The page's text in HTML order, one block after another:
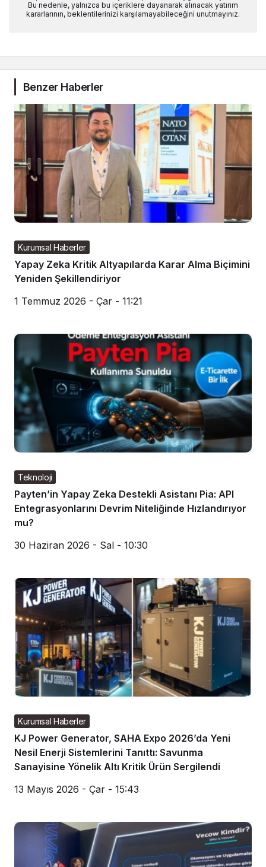
Bu nedenle, yalnızca bu içeriklere dayanarak alınacak yatırım
kararlarının, beklentilerinizi karşılamayabileceğini unutmayınız.
Benzer Haberler
Kurumsal Haberler
Yapay Zeka Kritik Altyapılarda Karar Alma Biçimini
Yeniden Şekillendiriyor
1 Temmuz 2026 - Çar - 11:21
Teknoloji
Payten’in Yapay Zeka Destekli Asistanı Pia: API
Entegrasyonlarını Devrim Niteliğinde Hızlandırıyor
mu?
30 Haziran 2026 - Sal - 10:30
Kurumsal Haberler
KJ Power Generator, SAHA Expo 2026’da Yeni
Nesil Enerji Sistemlerini Tanıttı: Savunma
Sanayisine Yönelik Altı Kritik Ürün Sergilendi
13 Mayıs 2026 - Çar - 15:43